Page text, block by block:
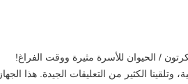
/ الحيوان للأسرة مثيرة ووقت الفراغ!
الكثير من التعليقات الجيدة. هذا الجهاز